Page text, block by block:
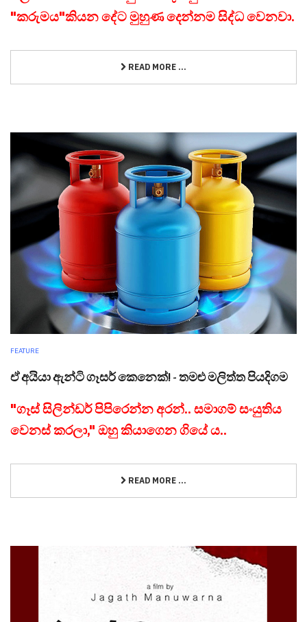
"කරුමය"කියන දේට මුහුණ දෙන්නම සිද්ධ වෙනවා.
READ MORE ...
FEATURE
ඒ අයියා ඇන්ටි ගෑසර් කෙනෙක්! - තමළු මලිත්ත පියදිගම
"ගෑස් සිලින්ඩර් පිපිරෙන්න අරන්.. සමාගම් සංයුතිය
වෙනස් කරලා," ඔහු කියාගෙන ගියේ ය..
READ MORE ...